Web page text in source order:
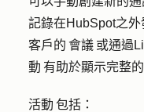
記錄在HubSpot之
客戶的 會議 或通過
動 有助於顯示完整
活動 包括：